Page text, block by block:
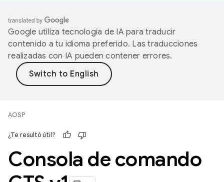
Google utiliza tecnología de IA para traducir
contenido a tu idioma preferido. Las traducciones
realizadas con IA pueden contener errores.
AOSP
¿Te resultó útil?
Consola de comando